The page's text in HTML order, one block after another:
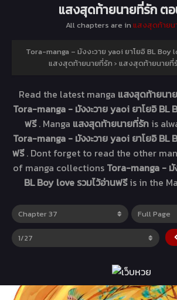
แสงสุดท้ายนายที่รัก ตอ
All chapters are in แสงสุดท้ายน
Tora-manga – มังงะวาย yaoi ยาโยอิ BL Boy
แสงสุดท้ายนายที่รัก › แสงสุดท้ายนายที่
Read the latest manga แสงสุดท้ายนา
Tora-manga - มังงะวาย yaoi ยาโยอิ BL
ฟรี. Manga แสงสุดท้ายนายที่รัก is
Tora-manga - มังงะวาย yaoi ยาโยอิ BL
ฟรี. Dont forget to read the other
of manga collections Tora-manga - มั
BL Boy love รวมไว้อ่านฟรีis in the